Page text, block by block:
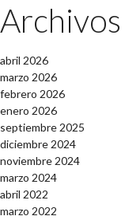
Archivos
abril 2026
marzo 2026
febrero 2026
enero 2026
septiembre 2025
diciembre 2024
noviembre 2024
marzo 2024
abril 2022
marzo 2022